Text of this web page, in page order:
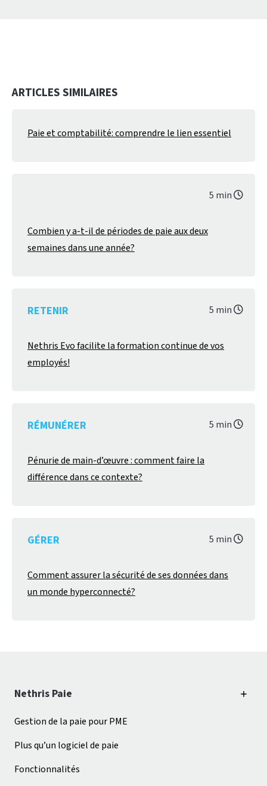
ARTICLES SIMILAIRES
Paie et comptabilité: comprendre le lien essentiel
5 min
Combien y a-t-il de périodes de paie aux deux
semaines dans une année?
RETENIR 5 min
Nethris Evo facilite la formation continue de vos
employés!
RÉMUNÉRER 5 min
Pénurie de main-d’œuvre : comment faire la
différence dans ce contexte?
GÉRER 5 min
Comment assurer la sécurité de ses données dans
un monde hyperconnecté?
Nethris Paie
Gestion de la paie pour PME
Plus qu’un logiciel de paie
Fonctionnalités